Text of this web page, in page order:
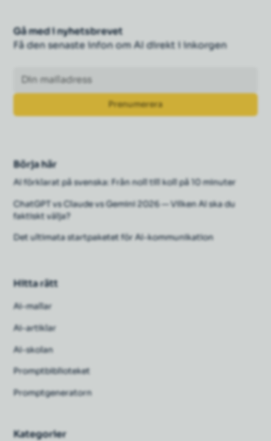
Gå med i nyhetsbrevet
Få den senaste infon om AI direkt i inkorgen
Börja här
AI förklarat på svenska: Från noll till koll på 10 minuter
ChatGPT vs Claude vs Gemini 2026 — Vilken AI ska du
faktiskt välja?
Det ultimata startpaketet för AI-kommunikation
Hitta rätt
Ai-mallar
Ai-artiklar
AI-skolan
Promptbiblioteket
Promptgeneratorn
Kategorier